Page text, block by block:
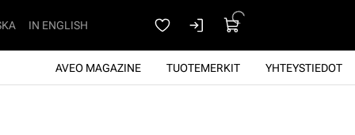
YHTEYSTIEDOT
TUOTEMERKIT
AVEO MAGAZINE
IN ENGLISH